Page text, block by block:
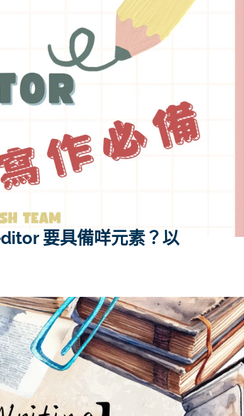
要具備咩元素？以